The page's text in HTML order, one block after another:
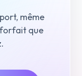
même
forfait que